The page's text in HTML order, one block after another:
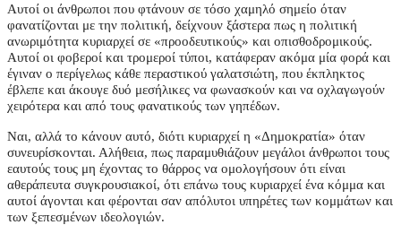
Αυτοί οι άνθρωποι που φτάνουν σε τόσο χαμηλό σημείο όταν
φανατίζονται με την πολιτική, δείχνουν ξάστερα πως η πολιτική
ανωριμότητα κυριαρχεί σε «προοδευτικούς» και οπισθοδρομικούς.
Αυτοί οι φοβεροί και τρομεροί τύποι, κατάφεραν ακόμα μία φορά και
έγιναν ο περίγελως κάθε περαστικού γαλατσιώτη, που έκπληκτος
έβλεπε και άκουγε δυό μεσήλικες να φωνασκούν και να οχλαγωγούν
χειρότερα και από τους φανατικούς των γηπέδων.
Ναι, αλλά το κάνουν αυτό, διότι κυριαρχεί η «Δημοκρατία» όταν
συνευρίσκονται. Αλήθεια, πως παραμυθιάζουν μεγάλοι άνθρωποι τους
εαυτούς τους μη έχοντας το θάρρος να ομολογήσουν ότι είναι
αθεράπευτα συγκρουσιακοί, ότι επάνω τους κυριαρχεί ένα κόμμα και
αυτοί άγονται και φέρονται σαν απόλυτοι υπηρέτες των κομμάτων και
των ξεπεσμένων ιδεολογιών.